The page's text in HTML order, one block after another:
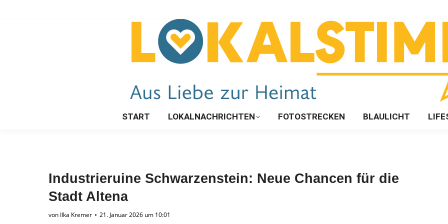
START LOKALNACHRICHTEN FOTOSTRECKEN BLAULICHT
Industrieruine Schwarzenstein: Neue Chancen für die
Stadt Altena
von Ilka Kremer 21. Januar 2026 um 10:01